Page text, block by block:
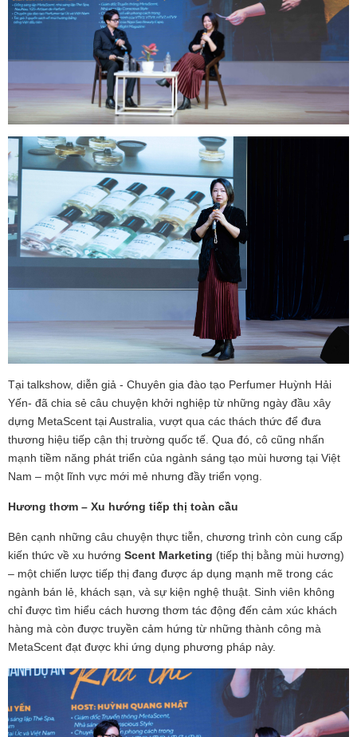
Tại talkshow, diễn giả - Chuyên gia đào tạo Perfumer Huỳnh Hải
Yến- đã chia sẻ câu chuyện khởi nghiệp từ những ngày đầu xây
dựng MetaScent tại Australia, vượt qua các thách thức để đưa
thương hiệu tiếp cận thị trường quốc tế. Qua đó, cô cũng nhấn
mạnh tiềm năng phát triển của ngành sáng tạo mùi hương tại Việt
Nam – một lĩnh vực mới mẻ nhưng đầy triển vọng.
Hương thơm – Xu hướng tiếp thị toàn cầu
Bên cạnh những câu chuyện thực tiễn, chương trình còn cung cấp
kiến thức về xu hướng Scent Marketing (tiếp thị bằng mùi hương)
– một chiến lược tiếp thị đang được áp dụng mạnh mẽ trong các
ngành bán lẻ, khách sạn, và sự kiện nghệ thuật. Sinh viên không
chỉ được tìm hiểu cách hương thơm tác động đến cảm xúc khách
hàng mà còn được truyền cảm hứng từ những thành công mà
MetaScent đạt được khi ứng dụng phương pháp này.